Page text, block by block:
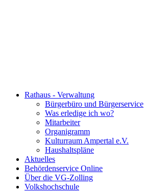
Rathaus - Verwaltung
Bürgerbüro und Bürgerservice
Was erledige ich wo?
Mitarbeiter
Organigramm
Kulturraum Ampertal e.V.
Haushaltspläne
Aktuelles
Behördenservice Online
Über die VG-Zolling
Volkshochschule